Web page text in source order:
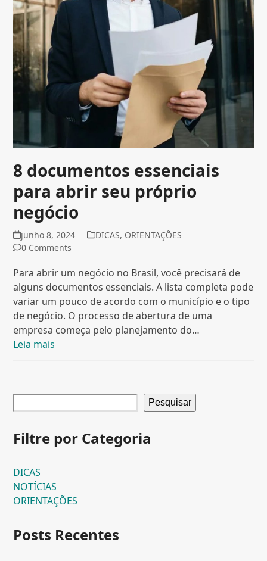
8 documentos essenciais
para abrir seu próprio
negócio
junho 8, 2024 DICAS, ORIENTAÇÕES
0 Comments
Para abrir um negócio no Brasil, você precisará de
alguns documentos essenciais. A lista completa pode
variar um pouco de acordo com o município e o tipo
de negócio. O processo de abertura de uma
empresa começa pelo planejamento do…
Leia mais
Pesquisar
Filtre por Categoria
DICAS
NOTÍCIAS
ORIENTAÇÕES
Posts Recentes